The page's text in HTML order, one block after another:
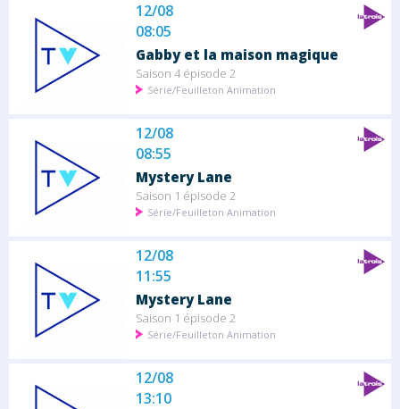
12/08
08:05
Gabby et la maison magique
Saison 4 épisode 2
Série/Feuilleton Animation
12/08
08:55
Mystery Lane
Saison 1 épisode 2
Série/Feuilleton Animation
12/08
11:55
Mystery Lane
Saison 1 épisode 2
Série/Feuilleton Animation
12/08
13:10